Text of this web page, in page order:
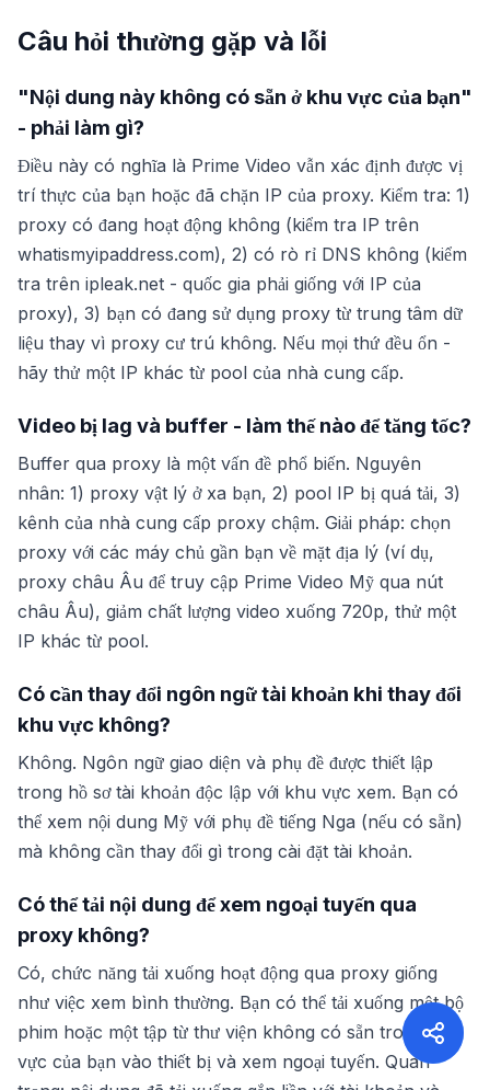
Câu hỏi thường gặp và lỗi
"Nội dung này không có sẵn ở khu vực của bạn"
- phải làm gì?
Điều này có nghĩa là Prime Video vẫn xác định được vị
trí thực của bạn hoặc đã chặn IP của proxy. Kiểm tra: 1)
proxy có đang hoạt động không (kiểm tra IP trên
whatismyipaddress.com), 2) có rò rỉ DNS không (kiểm
tra trên ipleak.net - quốc gia phải giống với IP của
proxy), 3) bạn có đang sử dụng proxy từ trung tâm dữ
liệu thay vì proxy cư trú không. Nếu mọi thứ đều ổn -
hãy thử một IP khác từ pool của nhà cung cấp.
Video bị lag và buffer - làm thế nào để tăng tốc?
Buffer qua proxy là một vấn đề phổ biến. Nguyên
nhân: 1) proxy vật lý ở xa bạn, 2) pool IP bị quá tải, 3)
kênh của nhà cung cấp proxy chậm. Giải pháp: chọn
proxy với các máy chủ gần bạn về mặt địa lý (ví dụ,
proxy châu Âu để truy cập Prime Video Mỹ qua nút
châu Âu), giảm chất lượng video xuống 720p, thử một
IP khác từ pool.
Có cần thay đổi ngôn ngữ tài khoản khi thay đổi
khu vực không?
Không. Ngôn ngữ giao diện và phụ đề được thiết lập
trong hồ sơ tài khoản độc lập với khu vực xem. Bạn có
thể xem nội dung Mỹ với phụ đề tiếng Nga (nếu có sẵn)
mà không cần thay đổi gì trong cài đặt tài khoản.
Có thể tải nội dung để xem ngoại tuyến qua
proxy không?
Có, chức năng tải xuống hoạt động qua proxy giống
như việc xem bình thường. Bạn có thể tải xuống một bộ
phim hoặc một tập từ thư viện không có sẵn trong khu
vực của bạn vào thiết bị và xem ngoại tuyến. Quan